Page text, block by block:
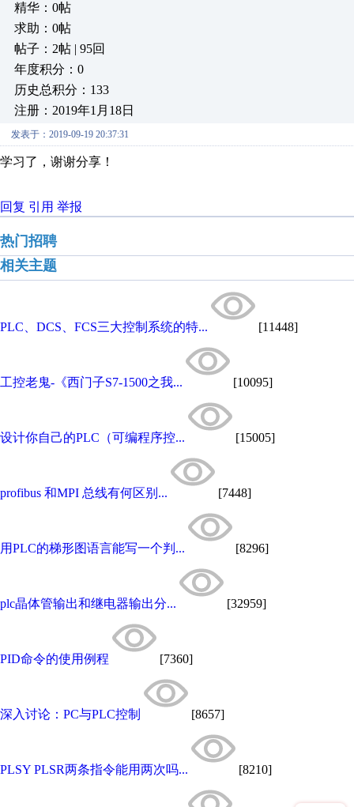
精华：0帖
求助：0帖
帖子：2帖 | 95回
年度积分：0
历史总积分：133
注册：2019年1月18日
发表于：2019-09-19 20:37:31
学习了，谢谢分享！
回复 引用 举报
热门招聘
相关主题
PLC、DCS、FCS三大控制系统的特... [11448]
工控老鬼-《西门子S7-1500之我... [10095]
设计你自己的PLC（可编程序控... [15005]
profibus 和MPI 总线有何区别... [7448]
用PLC的梯形图语言能写一个判... [8296]
plc晶体管输出和继电器输出分... [32959]
PID命令的使用例程 [7360]
深入讨论：PC与PLC控制 [8657]
PLSY PLSR两条指令能用两次吗... [8210]